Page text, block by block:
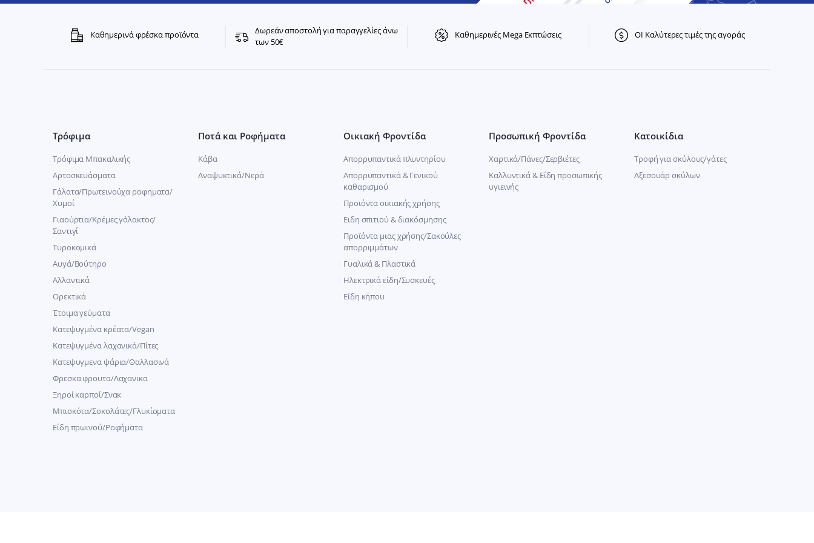
Καθημερινά φρέσκα προϊόντα
Δωρεάν αποστολή για παραγγελίες άνω
των 50€
Καθημερινές Mega Εκπτώσεις ΟΙ Καλύτερες τιμές της αγοράς
Τρόφιμα
Τρόφιμα Μπακαλικής
Αρτοσκευάσματα
Γάλατα/Πρωτεινούχα ροφηματα/
Χυμοί
Γιαούρτια/Κρέμες γάλακτος/
Σαντιγί
Τυροκομικά
Αυγά/Βούτηρο
Αλλαντικά
Ορεκτικά
Έτοιμα γεύματα
Κατεψυγμένα κρέατα/Vegan
Kατεψυγμένα λαχανικά/Πίτες
Κατεψυγμενα ψάρια/Θαλλασινά
Φρεσκα φρουτα/Λαχανικα
Ξηροί καρποί/Σνακ
Μπισκότα/Σοκολάτες/Γλυκίσματα
Είδη πρωινού/Ροφήματα
Ποτά και Ροφήματα
Κάβα
Αναψυκτικά/Νερά
Οικιακή Φροντίδα
Απορρυπαντικά πλυντηρίου
Απορρυπαντικά & Γενικού
καθαρισμού
Προιόντα οικιακής χρήσης
Ειδη σπιτιού & διακόσμησης
Προϊόντα μιας χρήσης/Σακούλες
απορριμμάτων
Γυαλικά & Πλαστικά
Ηλεκτρικά είδη/Συσκευές
Είδη κήπου
Προσωπική Φροντίδα
Χαρτικά/Πάνες/Σερβιέτες
Καλλυντικά & Είδη προσωπικής
υγιεινής
Κατοικίδια
Τροφή για σκύλους/γάτες
Αξεσουάρ σκύλων